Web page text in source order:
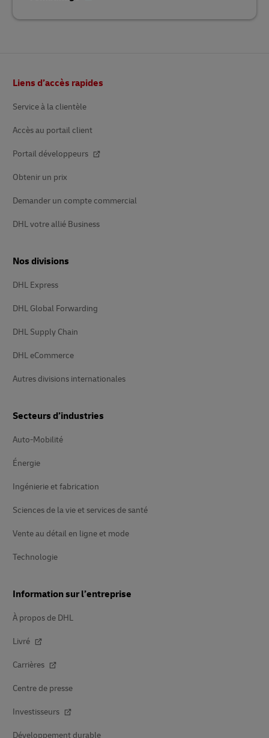
de
Liens d’accès rapides
Service à la clientèle
Accès au portail client
Portail développeurs
Obtenir un prix
Demander un compte commercial
DHL votre allié Business
Nos divisions
DHL Express
DHL Global Forwarding
DHL Supply Chain
DHL eCommerce
Autres divisions internationales
Secteurs d’industries
Auto-Mobilité
Énergie
Ingénierie et fabrication
Sciences de la vie et services de santé
Vente au détail en ligne et mode
Technologie
Information sur l’entreprise
À propos de DHL
Livré
Carrières
Centre de presse
Investisseurs
Développement durable